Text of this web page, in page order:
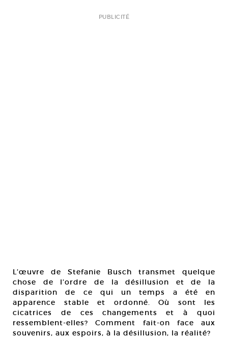
PUBLICITÉ
L’œuvre de Stefanie Busch transmet quelque
chose de l’ordre de la désillusion et de la
disparition de ce qui un temps a été en
apparence stable et ordonné. Où sont les
cicatrices de ces changements et à quoi
ressemblent-elles? Comment fait-on face aux
souvenirs, aux espoirs, à la désillusion, la réalité?